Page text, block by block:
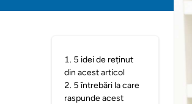
1. 5 idei de reținut
din acest articol
2. 5 întrebări la care
raspunde acest